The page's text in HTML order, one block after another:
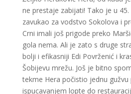
ne prestaje zabijati! Tako je u
zavukao za vodstvo Sokolova i
Crni imali još prigode preko
gola nema. Ali je zato s druge
bolji i efikasniji Edi Povrženić i
Šobijevu mrežu. Još je bitno
tekme Hera počistio jednu
ispucavanjem lopte do